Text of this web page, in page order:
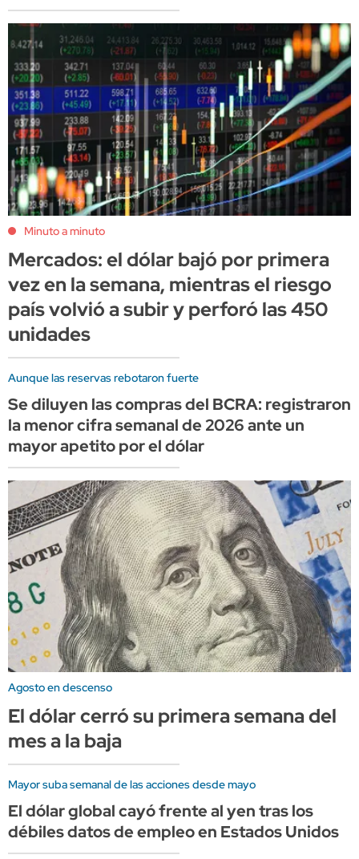
Minuto a minuto
Mercados: el dólar bajó por primera
vez en la semana, mientras el riesgo
país volvió a subir y perforó las 450
unidades
Aunque las reservas rebotaron fuerte
Se diluyen las compras del BCRA: registraron
la menor cifra semanal de 2026 ante un
mayor apetito por el dólar
Agosto en descenso
El dólar cerró su primera semana del
mes a la baja
Mayor suba semanal de las acciones desde mayo
El dólar global cayó frente al yen tras los
débiles datos de empleo en Estados Unidos